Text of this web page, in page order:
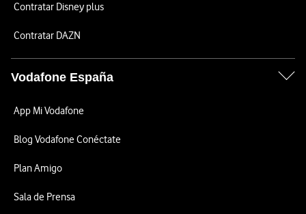
Contratar Disney plus
Contratar DAZN
Vodafone España
App Mi Vodafone
Blog Vodafone Conéctate
Plan Amigo
Sala de Prensa